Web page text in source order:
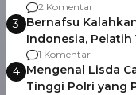
Pemalang
2 Komentar
3 Bernafsu
Indonesia, Pelatih
Berencana Pakai
1 Komentar
4 Mengenal Lisda
Tinggi Polri yang